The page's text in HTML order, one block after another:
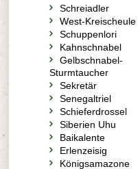
Schreiadler
West-Kreischeule
Schuppenlori
Kahnschnabel
Gelbschnabel-
Sturmtaucher
Sekretär
Senegaltriel
Schieferdrossel
Siberien Uhu
Baikalente
Erlenzeisig
Königsamazone